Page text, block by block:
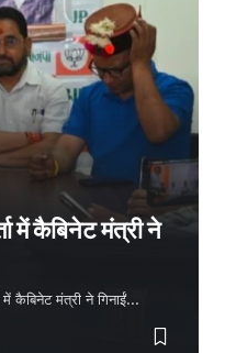
में कैबिनेट मंत्री ने
कैबिनेट मंत्री ने गिनाईं…